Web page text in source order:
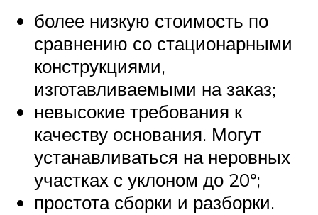
более низкую стоимость по
сравнению со стационарными
конструкциями,
изготавливаемыми на заказ;
невысокие требования к
качеству основания. Могут
устанавливаться на неровных
участках с уклоном до 20º;
простота сборки и разборки.